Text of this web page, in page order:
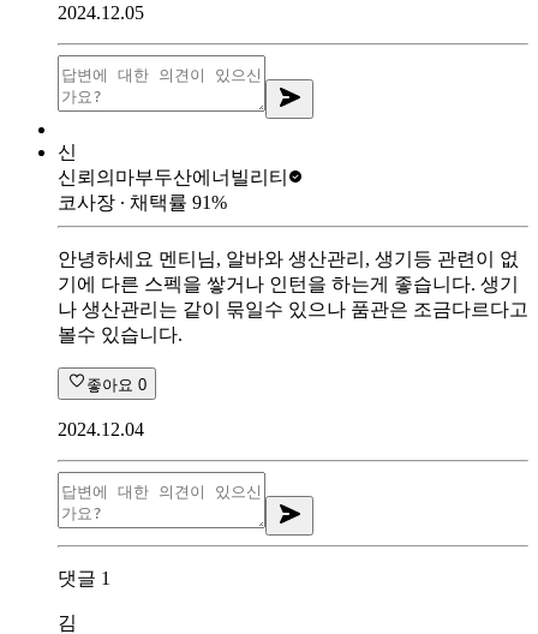
2024.12.05
신
신뢰의마부두산에너빌리티
코사장 ∙ 채택률 91%
안녕하세요 멘티님, 알바와 생산관리, 생기등 관련이 없
기에 다른 스펙을 쌓거나 인턴을 하는게 좋습니다. 생기
나 생산관리는 같이 묶일수 있으나 품관은 조금다르다고
볼수 있습니다.
좋아요 0
2024.12.04
댓글 1
김